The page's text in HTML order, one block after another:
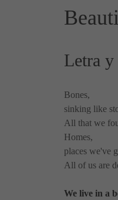
Letra
Bones,
sinking like
All that we
Homes,
places we've
All of us are
We live in a